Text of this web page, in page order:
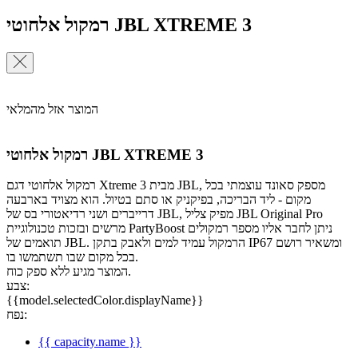
רמקול אלחוטי JBL XTREME 3
המוצר אזל מהמלאי
רמקול אלחוטי JBL XTREME 3
רמקול אלחוטי דגם Xtreme 3 מבית JBL, מספק סאונד עוצמתי בכל
מקום - ליד הבריכה, בפיקניק או סתם בטיול. הוא מצויד בארבעה
דרייברים ושני רדיאטורי בס של JBL, מפיק צליל JBL Original Pro
מרשים ובזכות טכנולוגיית PartyBoost ניתן לחבר אליו מספר רמקולים
תואמים של JBL. הרמקול עמיד למים ולאבק בתקן IP67 ומשאיר רושם
בכל מקום שבו תשתמשו בו.
המוצר מגיע ללא ספק כוח.
צבע:
{{model.selectedColor.displayName}}
נפח:
{{ capacity.name }}